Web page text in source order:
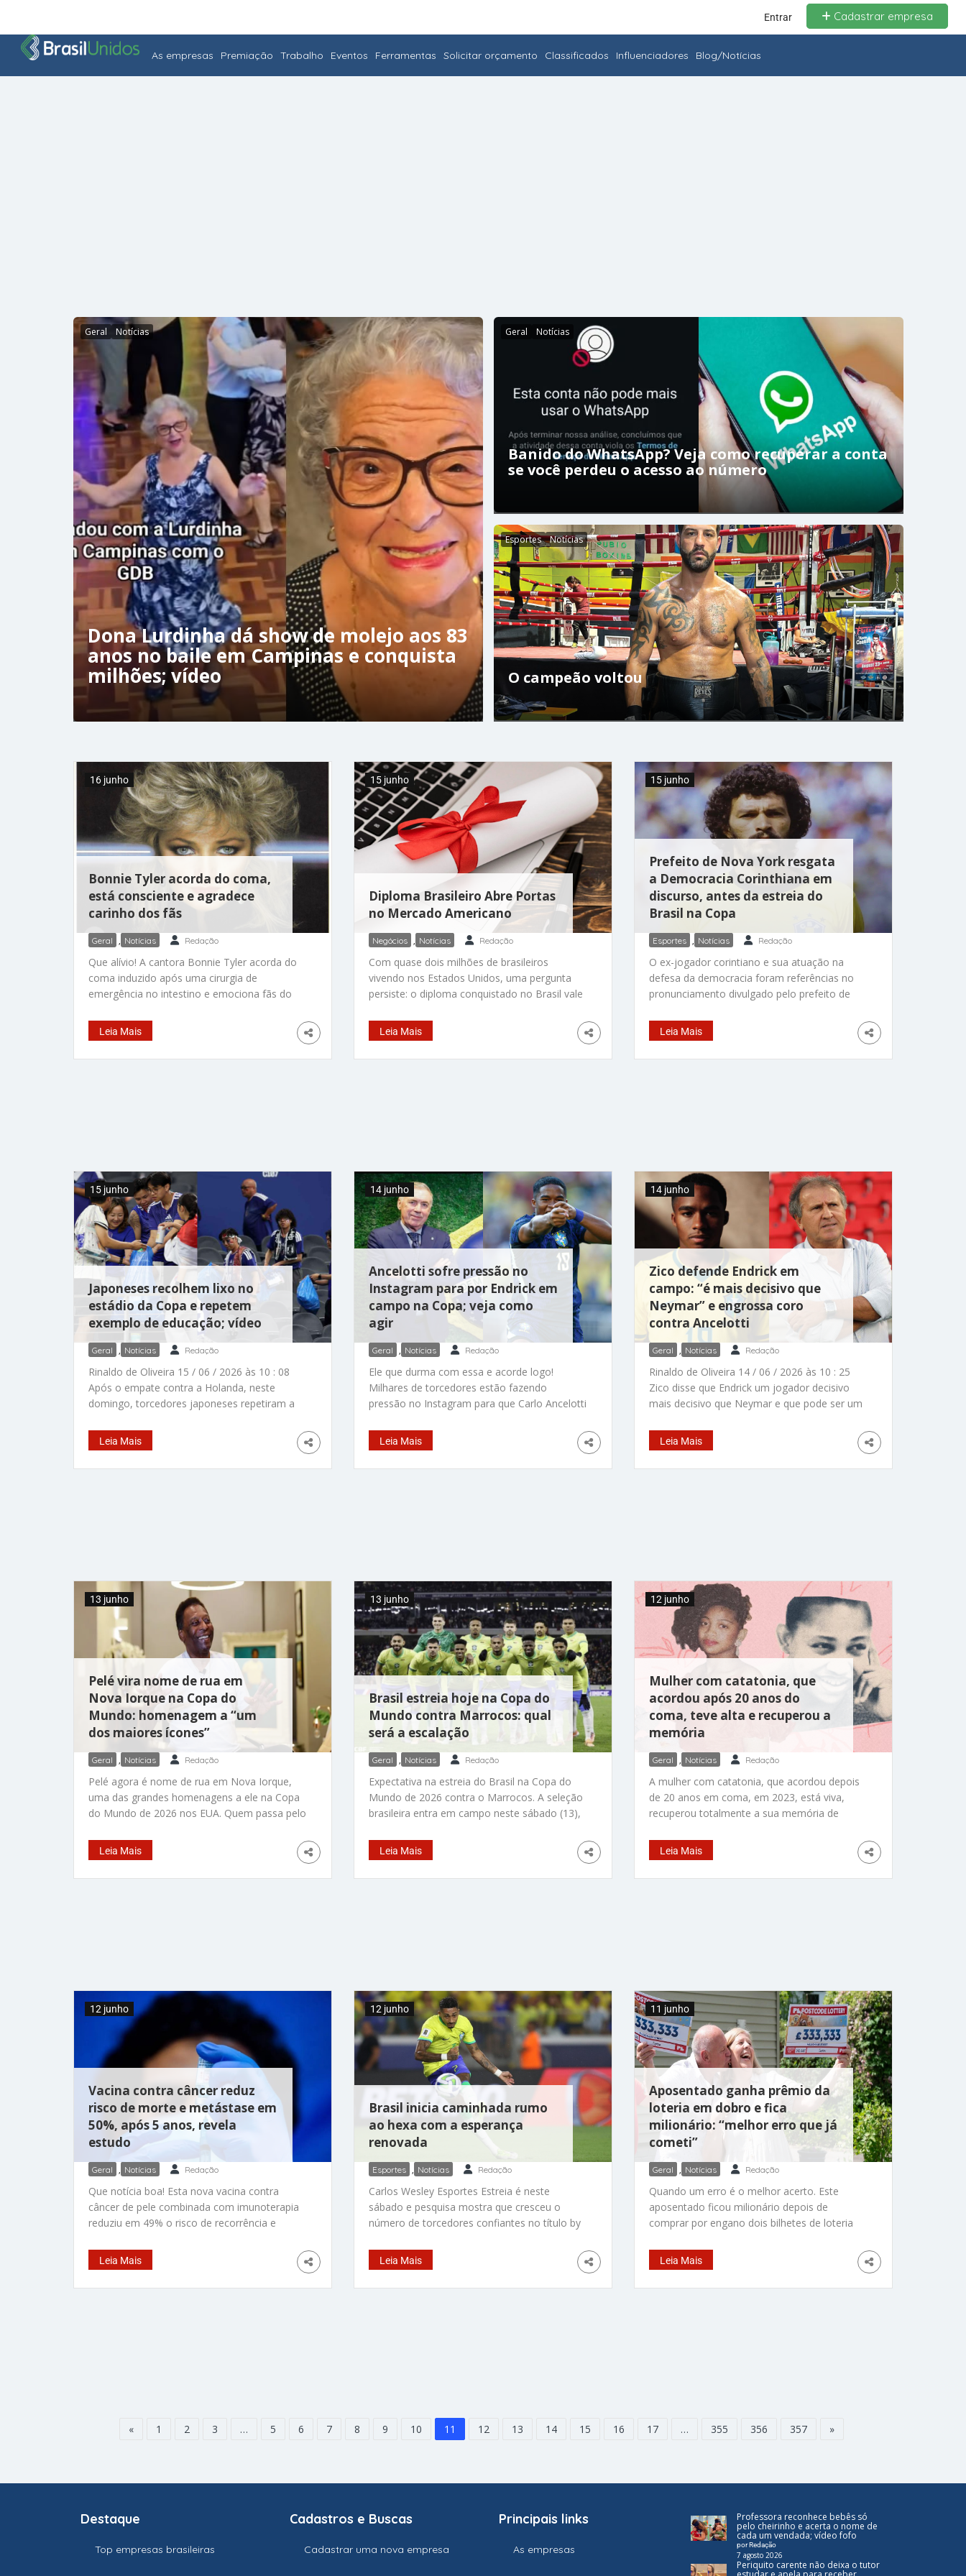
Entrar Cadastrar empresa
As empresas Premiação Trabalho Eventos Ferramentas Solicitar orçamento Classificados Influenciadores Blog/Notícias
Geral Notícias
Dona Lurdinha dá show de molejo aos 83
anos no baile em Campinas e conquista
milhões; vídeo
Geral Notícias
Banido do WhatsApp? Veja como recuperar a conta
se você perdeu o acesso ao número
Esportes Notícias
O campeão voltou
Bonnie Tyler acorda do coma,
está consciente e agradece
carinho dos fãs
16 junho
Geral , Notícias Redação
Que alívio! A cantora Bonnie Tyler acorda do
coma induzido após uma cirurgia de
emergência no intestino e emociona fãs do
A artista de 75 anos, famosa pelo hit Total
Eclipse of the Heart, segue internada na UTI
de um hospital em Portugal, mas já apresenta
Leia Mais
Diploma Brasileiro Abre Portas
no Mercado Americano
15 junho
Negócios , Notícias Redação
Com quase dois milhões de brasileiros
vivendo nos Estados Unidos, uma pergunta
persiste: o diploma conquistado no Brasil vale
recentes, é um estrondoso sim. De acordo
com o relatório Estudantes de Origem
Imigrante no Ensino Superior dos EUA
de trabalho globalizado mudou. Em carreiras
como tecnologia da informação, engenharia,
finanças e marketing digital, o
Leia Mais
Prefeito de Nova York resgata
a Democracia Corinthiana em
discurso, antes da estreia do
Brasil na Copa
15 junho
Esportes , Notícias Redação
O ex-jogador corintiano e sua atuação na
defesa da democracia foram referências no
pronunciamento divulgado pelo prefeito de
Poucas horas antes da partida de estreia do
Brasil na Copa do Mundo, o democrata
evocou a figura do atleta e destacou o legado
verdadeiramente separados. Segundo ele, o
esporte desempenha papel central na
Leia Mais
Japoneses recolhem lixo no
estádio da Copa e repetem
exemplo de educação; vídeo
15 junho
Geral , Notícias Redação
Rinaldo de Oliveira 15 / 06 / 2026 às 10 : 08
Após o empate contra a Holanda, neste
domingo, torcedores japoneses repetiram a
na arquibancada. – Fotos: Getty Images/ ESPN
Os torcedores japoneses repetiram a tradição
de recolher o lixo que produziram no estádio
Leia Mais
Ancelotti sofre pressão no
Instagram para por Endrick em
campo na Copa; veja como
agir
14 junho
Geral , Notícias Redação
Ele que durma com essa e acorde logo!
Milhares de torcedores estão fazendo
pressão no Instagram para que Carlo Ancelotti
Copa do Mundo. Ele merece ser titular e só o
técnico não está enxergando isso. O post
fixado no perfil dele já tem mais de 188 mil
Leia Mais
Zico defende Endrick em
campo: “é mais decisivo que
Neymar” e engrossa coro
contra Ancelotti
14 junho
Geral , Notícias Redação
Rinaldo de Oliveira 14 / 06 / 2026 às 10 : 25
Zico disse que Endrick um jogador decisivo
mais decisivo que Neymar e que pode ser um
futebol que tem. – Fotos: reprodução/
Instagram / @endrick / arquivo Sem citar o
técnico da seleção, Zico, o eterno “Galinho”,
Leia Mais
Pelé vira nome de rua em
Nova Iorque na Copa do
Mundo: homenagem a “um
dos maiores ícones”
13 junho
Geral , Notícias Redação
Pelé agora é nome de rua em Nova Iorque,
uma das grandes homenagens a ele na Copa
do Mundo de 2026 nos EUA. Quem passa pelo
Road, no bairro do Queens, agora encontra
uma placa especial com o nome do eterno rei
do futebol brasileiro. A homenagem é
Leia Mais
Brasil estreia hoje na Copa do
Mundo contra Marrocos: qual
será a escalação
13 junho
Geral , Notícias Redação
Expectativa na estreia do Brasil na Copa do
Mundo de 2026 contra o Marrocos. A seleção
brasileira entra em campo neste sábado (13),
rumo ao sonhado hexacampeonato mundial.
O jogo será no MetLife Stadium sob o
comando do técnico Carlo Ancelotti que,
carta na manga para entrar na
Leia Mais
Mulher com catatonia, que
acordou após 20 anos do
coma, teve alta e recuperou a
memória
12 junho
Geral , Notícias Redação
A mulher com catatonia, que acordou depois
de 20 anos em coma, em 2023, está viva,
recuperou totalmente a sua memória de
os sobrinhos e o pai, conversa, interage e até
brinca com eles durante as visitas presenciais
e chamadas de vídeo. April Burrell, hoje com
comunidade
Leia Mais
Vacina contra câncer reduz
risco de morte e metástase em
50%, após 5 anos, revela
estudo
12 junho
Geral , Notícias Redação
Que notícia boa! Esta nova vacina contra
câncer de pele combinada com imunoterapia
reduziu em 49% o risco de recorrência e
risco de metástase, quando o câncer se
espalha para outras partes do corpo. Os
resultados, divulgados na semana passada
Leia Mais
Brasil inicia caminhada rumo
ao hexa com a esperança
renovada
12 junho
Esportes , Notícias Redação
Carlos Wesley Esportes Estreia é neste
sábado e pesquisa mostra que cresceu o
número de torcedores confiantes no título by
das armas da Seleção na Copa (Foto: Vitor
Silva/CBF/Wikimedia) Não há como negar que
o ciclo desde o último mundial foi turbulento,
Leia Mais
Aposentado ganha prêmio da
loteria em dobro e fica
milionário: “melhor erro que já
cometi”
11 junho
Geral , Notícias Redação
Quando um erro é o melhor acerto. Este
aposentado ficou milionário depois de
comprar por engano dois bilhetes de loteria
anos, apertou duas vezes o botão e acabou
adquirindo dois bilhetes em vez de um. E o
prêmio veio em dobro. O caso aconteceu na
Leia Mais
« 1 2 3 … 5 6 7 8 9 10 11 12 13 14 15 16 17 … 355 356 357 »
Destaque
Top empresas brasileiras
Cadastros e Buscas
Cadastrar uma nova empresa
Principais links
As empresas
Professora reconhece bebês só
pelo cheirinho e acerta o nome de
cada um vendada; vídeo fofo
por Redação
7 agosto 2026
Periquito carente não deixa o tutor